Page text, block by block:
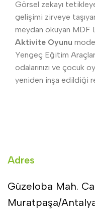
Görsel zekayı
gelişimi zirveye
meydan okuyan MDF
Aktivite Oyunu
Yengeç Eğitim
odalarınızı ve çocuk
yeniden inşa edildiği
Adres
Güzeloba Mah.
Muratpaşa/